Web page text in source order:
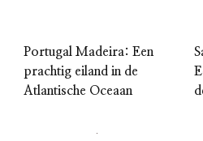
Portugal Madeira: Een
prachtig eiland in de
Atlantische Oceaan